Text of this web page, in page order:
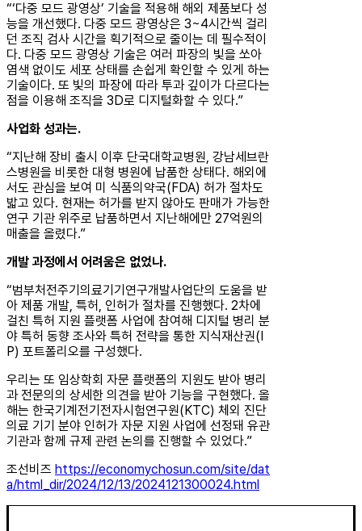
“‘다중 모드 광영상’ 기술을 적용해 해외 제품보다 성
능을 개선했다. 다중 모드 광영상은 3~4시간씩 걸리
던 조직 검사 시간을 획기적으로 줄이는 데 필수적이
다. 다중 모드 광영상 기술은 여러 파장의 빛을 쏘아
염색 없이도 세포 상태를 손쉽게 확인할 수 있게 하는
기술이다. 또 빛의 파장에 따라 투과 깊이가 다르다는
점을 이용해 조직을 3D로 디지털화할 수 있다.”
사업화 성과는.
“지난해 장비 출시 이후 단국대학교병원, 강남세브란
스병원을 비롯한 대형 병원에 납품한 상태다. 해외에
서도 관심을 보여 미 식품의약국(FDA) 허가 절차도
밟고 있다. 현재는 허가를 받지 않아도 판매가 가능한
연구 기관 위주로 납품하면서 지난해에만 27억원의
매출을 올렸다.”
개발 과정에서 어려움은 없었나.
“범부처전주기의료기기연구개발사업단의 도움을 받
아 제품 개발, 특허, 인허가 절차를 진행했다. 2차에
걸친 특허 지원 플랫폼 사업에 참여해 디지털 병리 분
야 특허 동향 조사와 특허 전략을 통한 지식재산권(I
P) 포트폴리오를 구성했다.
우리는 또 임상학회 자문 플랫폼의 지원도 받아 병리
과 전문의의 상세한 의견을 받아 기능을 구현했다. 올
해는 한국기계전기전자시험연구원(KTC) 체외 진단
의료 기기 분야 인허가 자문 지원 사업에 선정돼 유관
기관과 함께 규제 관련 논의를 진행할 수 있었다.”
조선비즈 https://economychosun.com/site/dat
a/html_dir/2024/12/13/2024121300024.html